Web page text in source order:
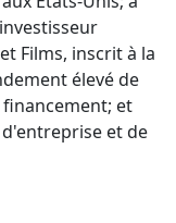
Films, inscrit à la
élevé de
et
et de